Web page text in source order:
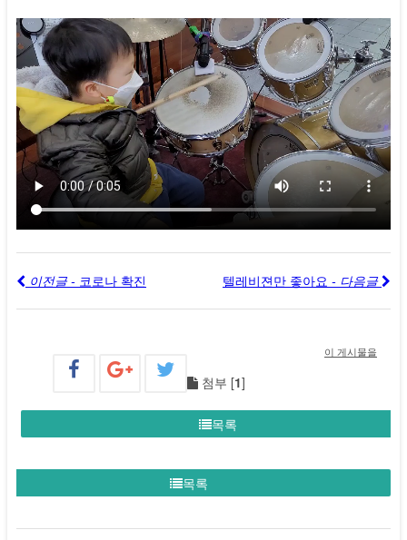
이전글 - 코로나 확진 텔레비젼만 좋아요 - 다음글
이 게시물을
첨부 [1]
목록
목록